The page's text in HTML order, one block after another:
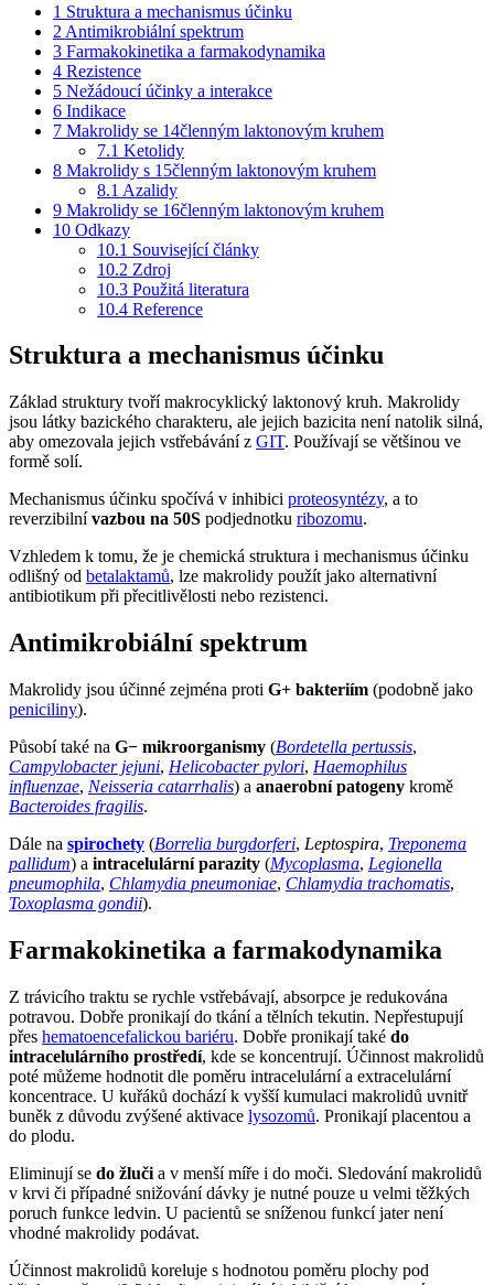
1 Struktura a mechanismus účinku
2 Antimikrobiální spektrum
3 Farmakokinetika a farmakodynamika
4 Rezistence
5 Nežádoucí účinky a interakce
6 Indikace
7 Makrolidy se 14členným laktonovým kruhem
7.1 Ketolidy
8 Makrolidy s 15členným laktonovým kruhem
8.1 Azalidy
9 Makrolidy se 16členným laktonovým kruhem
10 Odkazy
10.1 Související články
10.2 Zdroj
10.3 Použitá literatura
10.4 Reference
Struktura a mechanismus účinku
Základ struktury tvoří makrocyklický laktonový kruh. Makrolidy
jsou látky bazického charakteru, ale jejich bazicita není natolik silná,
aby omezovala jejich vstřebávání z GIT. Používají se většinou ve
formě solí.
Mechanismus účinku spočívá v inhibici proteosyntézy, a to
reverzibilnívazbou na 50S podjednotku ribozomu.
Vzhledem k tomu, že je chemická struktura i mechanismus účinku
odlišný od betalaktamů, lze makrolidy použít jako alternativní
antibiotikum při přecitlivělosti nebo rezistenci.
Antimikrobiální spektrum
Makrolidy jsou účinné zejména proti G+ bakteriím (podobně jako
peniciliny).
Působí také na G− mikroorganismy (Bordetella pertussis,
Campylobacter jejuni, Helicobacter pylori, Haemophilus
influenzae, Neisseria catarrhalis) a anaerobní patogeny kromě
Bacteroides fragilis.
Dále na spirochety (Borrelia burgdorferi, Leptospira, Treponema
pallidum) a intracelulární parazity (Mycoplasma, Legionella
pneumophila, Chlamydia pneumoniae, Chlamydia trachomatis,
Toxoplasma gondii).
Farmakokinetika a farmakodynamika
Z trávicího traktu se rychle vstřebávají, absorpce je redukována
potravou. Dobře pronikají do tkání a tělních tekutin. Nepřestupují
přes hematoencefalickou bariéru. Dobře pronikají také do
intracelulárního prostředí, kde se koncentrují. Účinnost makrolidů
poté můžeme hodnotit dle poměru intracelulární a extracelulární
koncentrace. U kuřáků dochází k vyšší kumulaci makrolidů uvnitř
buněk z důvodu zvýšené aktivace lysozomů. Pronikají placentou a
do plodu.
Eliminují se do žluči a v menší míře i do moči. Sledování makrolidů
v krvi či případné snižování dávky je nutné pouze u velmi těžkých
poruch funkce ledvin. U pacientů se sníženou funkcí jater není
vhodné makrolidy podávat.
Účinnost makrolidů koreluje s hodnotou poměru plochy pod